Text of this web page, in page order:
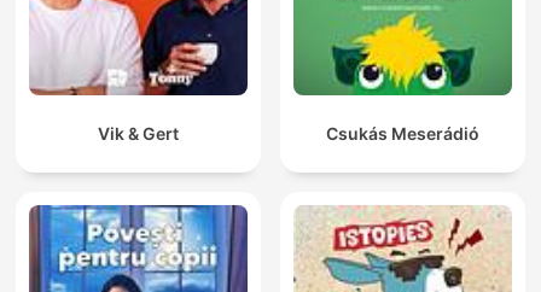
Vik & Gert Csukás Meserádió